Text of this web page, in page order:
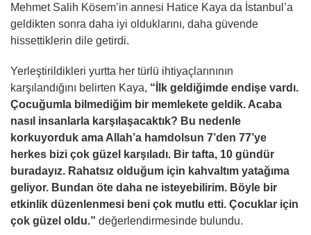
Mehmet Salih Kösem’in annesi Hatice Kaya da İstanbul’a
geldikten sonra daha iyi olduklarını, daha güvende
hissettiklerin dile getirdi.
Yerleştirildikleri yurtta her türlü ihtiyaçlarınının
karşılandığını belirten Kaya, “İlk geldiğimde endişe vardı.
Çocuğumla bilmediğim bir memlekete geldik. Acaba
nasıl insanlarla karşılaşacaktık? Bu nedenle
korkuyorduk ama Allah’a hamdolsun 7’den 77’ye
herkes bizi çok güzel karşıladı. Bir tafta, 10 gündür
buradayız. Rahatsız olduğum için kahvaltım yatağıma
geliyor. Bundan öte daha ne isteyebilirim. Böyle bir
etkinlik düzenlenmesi beni çok mutlu etti. Çocuklar için
çok güzel oldu.” değerlendirmesinde bulundu.